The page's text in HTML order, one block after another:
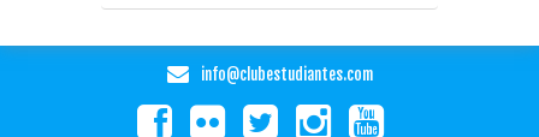
info@clubestudiantes.com